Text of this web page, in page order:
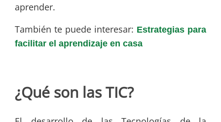
aprender.
También te puede interesar: Estrategias para
facilitar el aprendizaje en casa
¿Qué son las TIC?